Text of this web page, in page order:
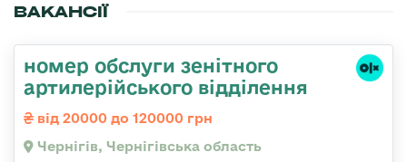
ВАКАНСІЇ
номер обслуги зенітного
артилерійського відділення
від 20000 до 120000 грн
Чернігів, Чернігівська область